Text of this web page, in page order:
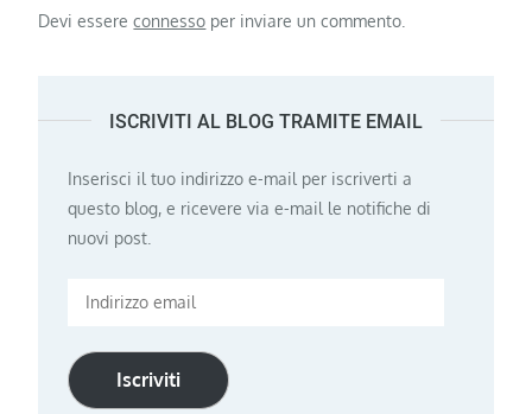
Devi essereconnesso per inviare un commento.
ISCRIVITI AL BLOG TRAMITE EMAIL
Inserisci il tuo indirizzo e-mail per iscriverti a
questo blog, e ricevere via e-mail le notifiche di
nuovi post.
Indirizzo
Iscriviti